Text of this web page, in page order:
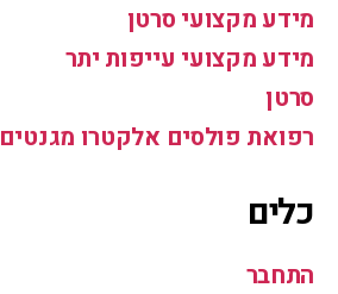
מידע מקצועי סרטן
מידע מקצועי עייפות יתר
סרטן
רפואת פולסים אלקטרו מגנטים
כלים
התחבר